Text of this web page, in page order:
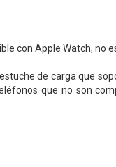
con Apple Watch,
de carga que
que no son